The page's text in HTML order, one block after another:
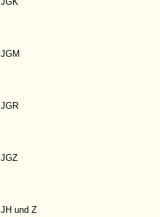
JGM
JGR
JGZ
JH und Z